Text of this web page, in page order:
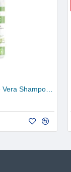
BIO PetActive Aloe Vera Shampoo za pse 250ml